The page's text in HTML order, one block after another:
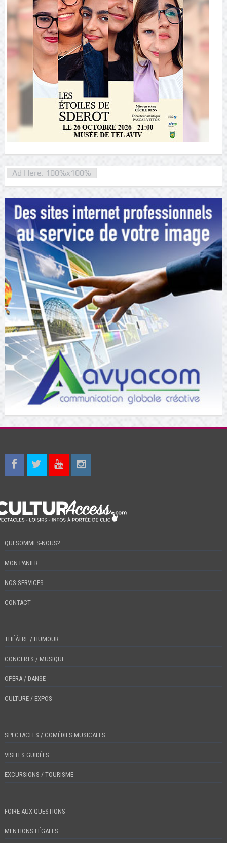
Ad Here: 100%x100%
QUI SOMMES-NOUS?
MON PANIER
NOS SERVICES
CONTACT
THÉÂTRE / HUMOUR
CONCERTS / MUSIQUE
OPÉRA / DANSE
CULTURE / EXPOS
SPECTACLES / COMÉDIES MUSICALES
VISITES GUIDÉES
EXCURSIONS / TOURISME
FOIRE AUX QUESTIONS
MENTIONS LÉGALES